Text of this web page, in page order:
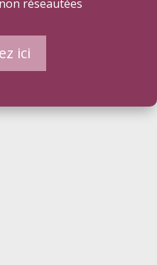
réseautées
ici